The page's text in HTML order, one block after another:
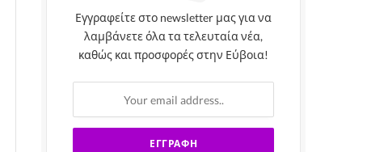
Εγγραφείτε στο newsletter μας για να
λαμβάνετε όλα τα τελευταία νέα,
καθώς και προσφορές στην Εύβοια!